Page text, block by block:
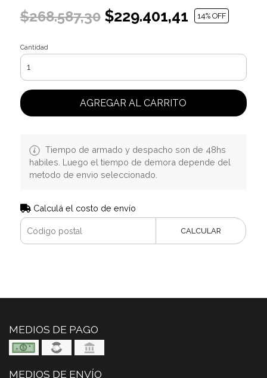
$268.587,30$229.401,41 14% OFF
Cantidad
AGREGAR AL CARRITO
Tiempo de armado y despacho son de 48hs
habiles. Luego el tiempo de demora depende del
metodo de envio seleccionado.
Calculá el costo de envío
CALCULAR
MEDIOS DE PAGO
MEDIOS DE ENVÍO